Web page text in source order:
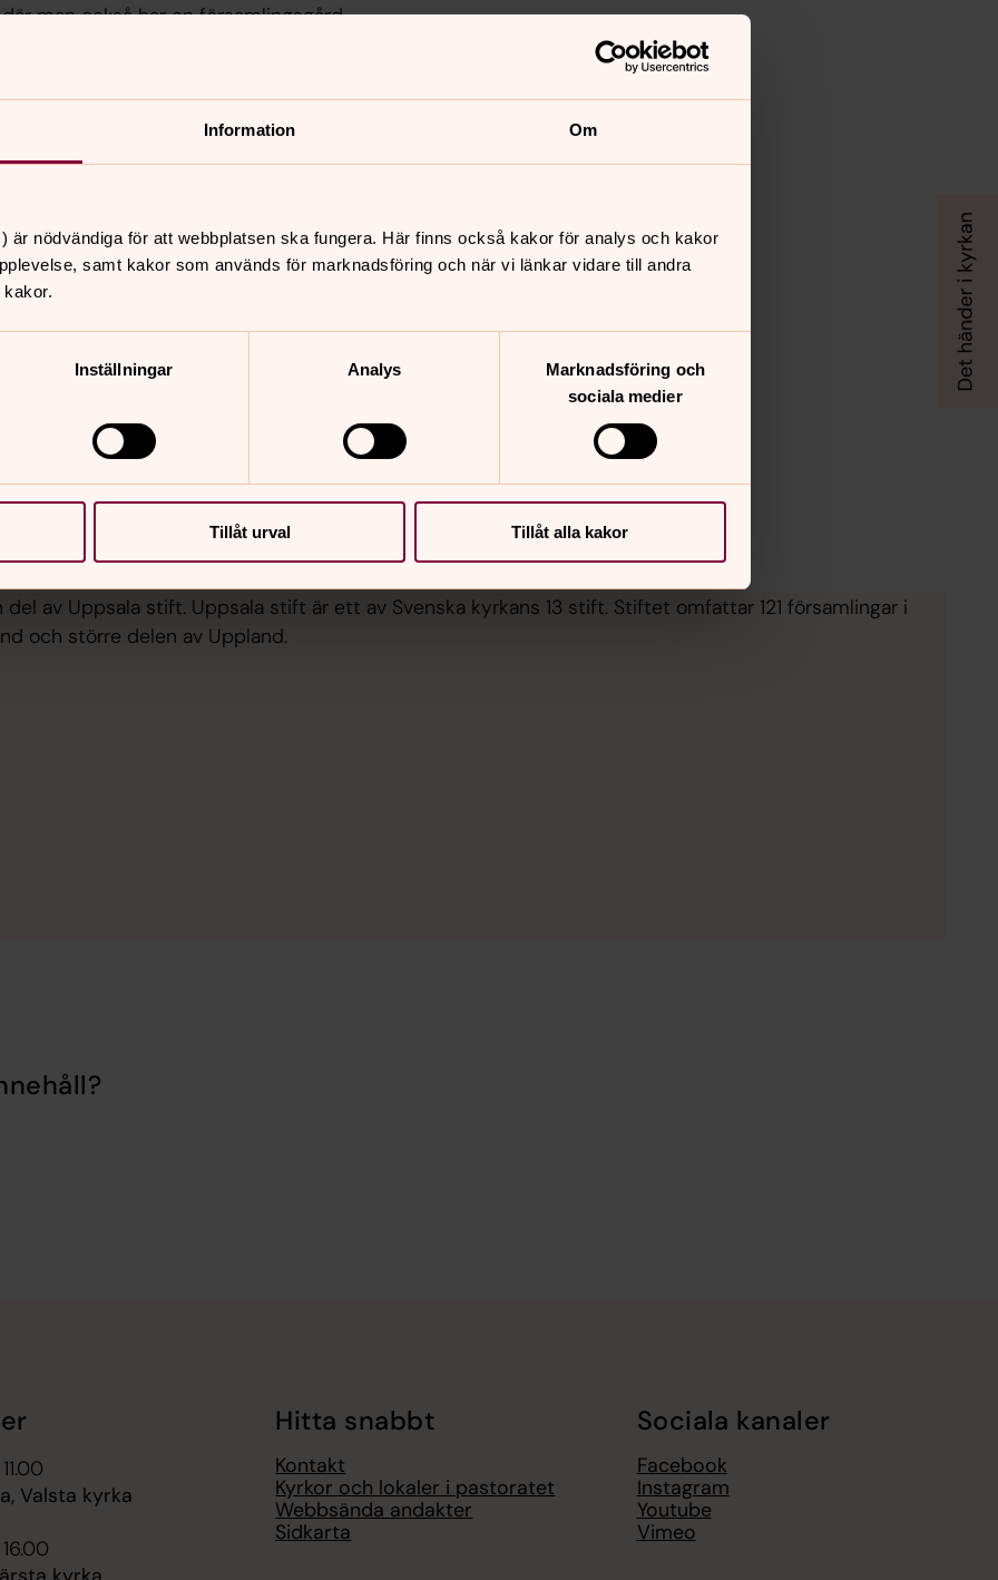
Information Om
är nödvändiga för att webbplatsen ska fungera. Här finns också kakor för analys och kakor
samt kakor som används för marknadsföring och när vi länkar vidare till andra
Inställningar Analys
Marknadsföring och
sociala medier
Tillåt urval Tillåt alla kakor
man också har en församlingsgård.
där firar man också många
driver tillsammans med
och Skånela, verkar
varav 2.000 är kyrkotillhöriga.
Lunda och Vidbo, med varsin
bedrivs i första hand i Lunda
församling bor det kring
av Uppsala stift. Uppsala stift är ett av Svenska kyrkans 13 stift. Stiftet omfattar 121 församlingar i
och större delen av Uppland.
Valsta kyrka
Hitta snabbt
Kontakt
Kyrkor och lokaler i pastoratet
Webbsända andakter
Sidkarta
Sociala kanaler
Facebook
Instagram
Youtube
Vimeo